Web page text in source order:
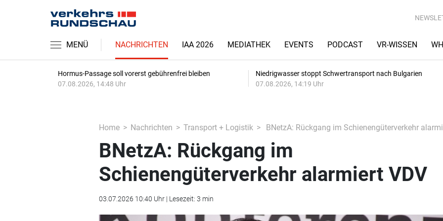
MENÜ NACHRICHTEN IAA 2026 MEDIATHEK EVENTS PODCAST VR-WISSEN
Hormus-Passage soll vorerst gebührenfrei bleiben
07.08.2026, 14:48 Uhr
Niedrigwasser stoppt Schwertransport nach Bulgarien
07.08.2026, 14:19 Uhr
Home Nachrichten Transport + Logistik BNetzA: Rückgang im Schienengüterverkehr
BNetzA: Rückgang im
Schienengüterverkehr alarmiert VDV
03.07.2026 10:40 Uhr | Lesezeit: 3 min